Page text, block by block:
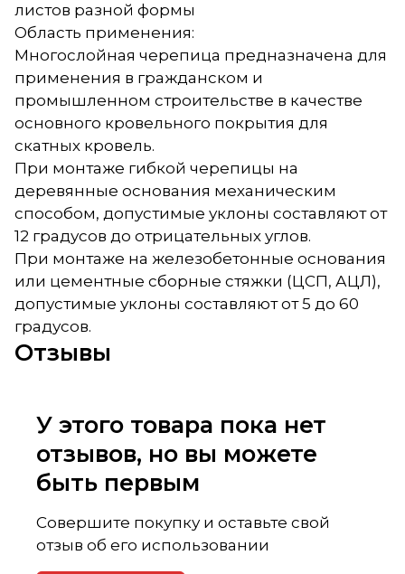
листов разной формы
Область применения:
Многослойная черепица предназначена для
применения в гражданском и
промышленном строительстве в качестве
основного кровельного покрытия для
скатных кровель.
При монтаже гибкой черепицы на
деревянные основания механическим
способом, допустимые уклоны составляют от
12 градусов до отрицательных углов.
При монтаже на железобетонные основания
или цементные сборные стяжки (ЦСП, АЦЛ),
допустимые уклоны составляют от 5 до 60
градусов.
Отзывы
У этого товара пока нет
отзывов, но вы можете
быть первым
Совершите покупку и оставьте свой
отзыв об его использовании